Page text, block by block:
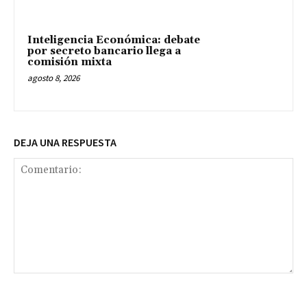
Inteligencia Económica: debate
por secreto bancario llega a
comisión mixta
agosto 8, 2026
DEJA UNA RESPUESTA